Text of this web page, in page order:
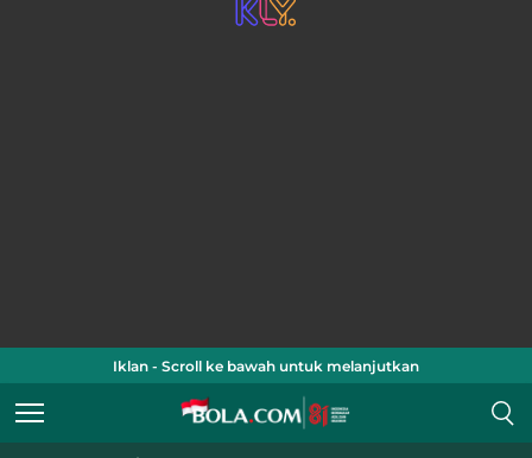
Iklan - Scroll ke bawah untuk melanjutkan